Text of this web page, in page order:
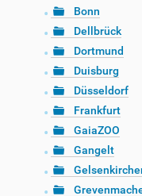
Bonn
Dellbrück
Dortmund
Duisburg
Düsseldorf
Frankfurt
GaiaZOO
Gangelt